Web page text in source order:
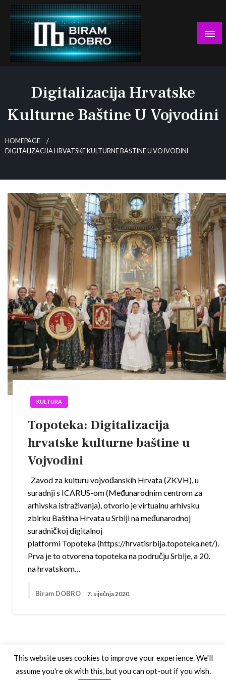
Skip
content
Digitalizacija Hrvatske
Kulturne Baštine U Vojvodini
HOMEPAGE
DIGITALIZACIJA HRVATSKE KULTURNE BAŠTINE U VOJVODINI
KULTURA
Topoteka: Digitalizacija
hrvatske kulturne baštine u
Vojvodini
Zavod za kulturu vojvođanskih Hrvata (ZKVH), u
suradnji s ICARUS-om (Međunarodnim centrom za
arhivska istraživanja), otvorio je virtualnu arhivsku
zbirku Baština Hrvata u Srbiji na međunarodnoj
suradničkoj digitalnoj
platformi Topoteka (https://hrvatisrbija.topoteka.net/).
Prva je to otvorena topoteka na području Srbije, a 20.
na hrvatskom…
Biram DOBRO 7. siječnja 2020.
This website uses cookies to improve your experience. We'll
assume you're ok with this, but you can opt-out if you wish.